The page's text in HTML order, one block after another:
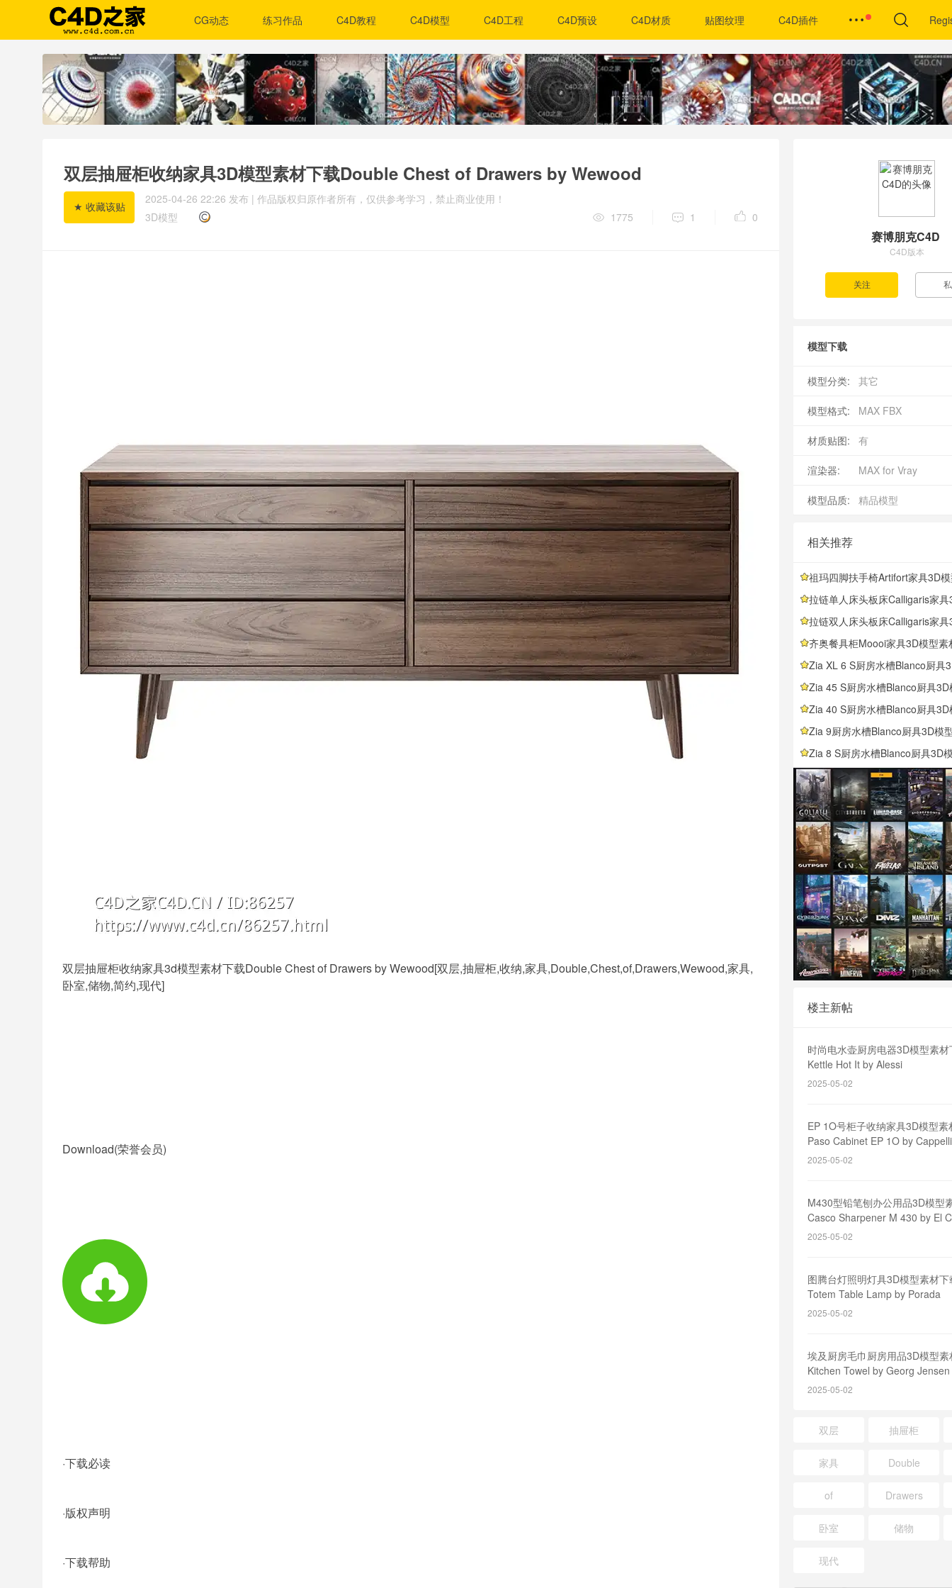
CG动态 练习作品 C4D教程 C4D模型 C4D工程 C4D预设 C4D材质 贴图纹理 C4D插件
双层抽屉柜收纳家具3D模型素材下载Double Chest of Drawers by Wewood
2025-04-26 22:26 发布 | 作品版权归原作者所有，仅供参考学习，禁止商业使用！
3D模型
1775 1 0
双层抽屉柜收纳家具3d模型素材下载Double Chest of Drawers by Wewood[双层,抽屉柜,收纳,家具,Double,Chest,of,Drawers,Wewood,家具,
卧室,储物,简约,现代]
Download(荣誉会员)
·下载必读
·版权声明
·下载帮助
赛博朋克C4D
C4D版本
模型下载
模型分类: 其它
模型格式: MAX FBX
材质贴图: 有
渲染器: MAX for Vray
模型品质: 精品模型
相关推荐
祖玛四脚扶手椅Artifort家具3D模型素材下载Zuma
拉链单人床头板床Calligaris家具3D模型素材下载Zip Bed with
拉链双人床头板床Calligaris家具3D模型素材下载Zip Bed with
齐奥餐具柜Moooi家具3D模型素材下载Zio
Zia XL 6 S厨房水槽Blanco厨具3D模型素材下载Zia XL 6 S
Zia 45 S厨房水槽Blanco厨具3D模型素材下载Zia 45 S
Zia 40 S厨房水槽Blanco厨具3D模型素材下载Zia 40 S
Zia 9厨房水槽Blanco厨具3D模型素材下载Zia 9
Zia 8 S厨房水槽Blanco厨具3D模型素材下载Zia 8 S
楼主新帖
时尚电水壶厨房电器3D模型素
Kettle Hot It by Alessi
2025-05-02
EP 1O号柜子收纳家具3D模型素
Paso Cabinet EP 1O by
2025-05-02
M430型铅笔刨办公用品3D模型
Casco Sharpener M 430 by El
2025-05-02
图腾台灯照明灯具3D模型素材
Totem Table Lamp by Porada
2025-05-02
埃及厨房毛巾厨房用品3D模型
Kitchen Towel by Georg
2025-05-02
双层 抽屉柜
家具 Double
of Drawers
卧室 储物
现代